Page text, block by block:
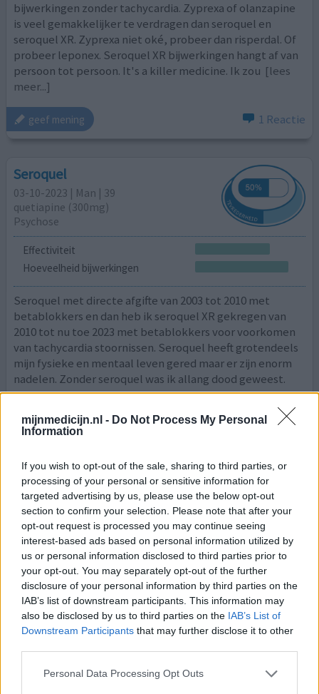
mijnmedicijn.nl - Do Not Process My Personal
Information
If you wish to opt-out of the sale, sharing to third parties, or
processing of your personal or sensitive information for
targeted advertising by us, please use the below opt-out
section to confirm your selection. Please note that after your
opt-out request is processed you may continue seeing
interest-based ads based on personal information utilized by
us or personal information disclosed to third parties prior to
your opt-out. You may separately opt-out of the further
disclosure of your personal information by third parties on the
IAB’s list of downstream participants. This information may
also be disclosed by us to third parties on the IAB’s List of
Downstream Participants that may further disclose it to other
Personal Data Processing Opt Outs
bijwerkingen zonder tachycardia. Zyprexa of olanzapine
is veel gemakkelijker te verdragen dan seroquel en
seroquel XR. Zyprexa niet oké, probeer dan risperdal. Of
probeer leponex. Seroquel XR bijwerkingen hangt af van
persoon tot persoon. It's a killer medicine. Ik zou [lees
meer...]
geef mening 1 Reactie
Seroquel
03-10-2023 | Man | 39
quetiapine (300mg)
Psychose
Effectiviteit
Hoeveelheid bijwerkingen
Seroquel met directe afgifte van 2003 tot 2010 met
betablokkers en dan heb ik seroquel XR gekregen van
2010 tot nu toe 2023 met betablokkers voor voorkomen
van tachycardia stoornissen. Seroquel heeft grotendeels
mijn fysieke en mentaal leven gered maar er zijn enorm
nadelen. Zonder seroquel was ik allang dood geweest.
geef mening 0 reacties
Seroquel
26-09-2023 | Vrouw | 55
quetiapine (400mg)
Angst & paniekstoornis
Effectiviteit
Hoeveelheid bijwerkingen
Ik heb zware angststoornis en paniekstoornis. Dit
medicijnen helpt om minder angst te voelen en ook in
gedachte minder worden ik ben wel tevreden over deze
geef mening 0 reacties